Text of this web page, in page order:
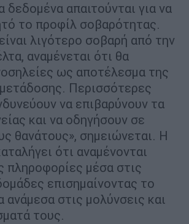
δεδομένα απαιτούνται για να
το προφίλ σοβαρότητας.
λιγότερο σοβαρή από την
αναμένεται ότι θα
ως αποτέλεσμα της
Περισσότερες
να επιβαρύνουν τα
και να οδηγήσουν σε
θανάτους», σημειώνεται. Η
ότι αναμένονται
πληροφορίες μέσα στις
επισημαίνοντας το
ανάμεσα στις μολύνσεις και
τους.